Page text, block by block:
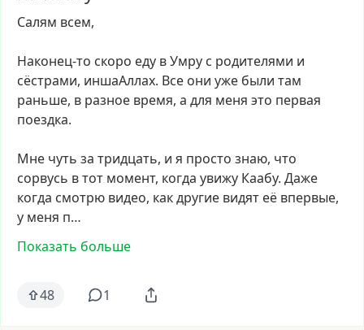
Салям всем,
Наконец-то скоро еду вУмру с родителями и
сёстрами, иншаАллах. Все они уже были там
раньше, в разное время, а для меня это первая
поездка.
Мне чуть за тридцать, и я просто знаю, что
сорвусь втот момент, когда увижу Каабу. Даже
когда смотрю видео, какдругие видят её впервые,
у меня п…
Показать больше
48 1